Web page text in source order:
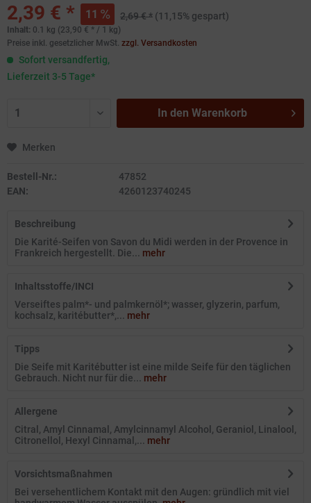
2,39 € * 11 2,69 € * (11,15% gespart)
Inhalt: 0.1 kg (23,90 € * / 1 kg)
Preise inkl. gesetzlicher MwSt. zzgl. Versandkosten
Sofort versandfertig,
Lieferzeit 3-5 Tage*
In den Warenkorb
Merken
Bestell-Nr.:
47852
EAN:
4260123740245
Beschreibung
Die Karité-Seifen von Savon du Midi werden in der Provence in
Frankreich hergestellt. Die... mehr
Inhaltsstoffe/INCI
Verseiftes palm*- und palmkernöl*; wasser, glyzerin, parfum,
kochsalz, karitébutter*,... mehr
Tipps
Die Seife mit Karitébutter ist eine milde Seife für den täglichen
Gebrauch. Nicht nur für die... mehr
Allergene
Citral, Amyl Cinnamal, Amylcinnamyl Alcohol, Geraniol, Linalool,
Citronellol, Hexyl Cinnamal,... mehr
Vorsichtsmaßnahmen
Bei versehentlichem Kontakt mit den Augen: gründlich mit viel